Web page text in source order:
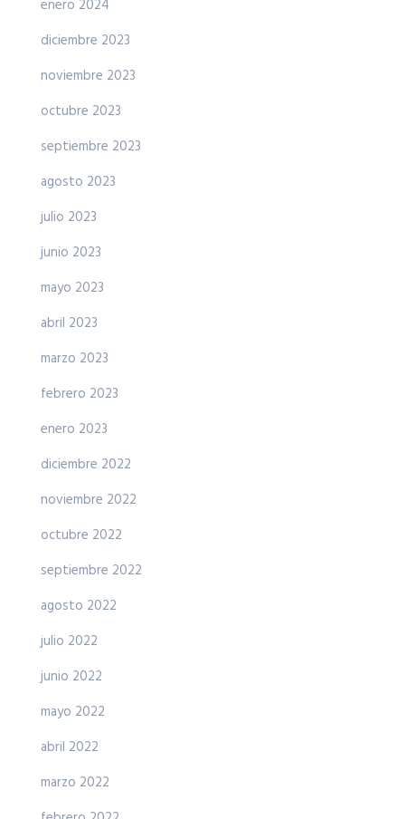
enero 2024
diciembre 2023
noviembre 2023
octubre 2023
septiembre 2023
agosto 2023
julio 2023
junio 2023
mayo 2023
abril 2023
marzo 2023
febrero 2023
enero 2023
diciembre 2022
noviembre 2022
octubre 2022
septiembre 2022
agosto 2022
julio 2022
junio 2022
mayo 2022
abril 2022
marzo 2022